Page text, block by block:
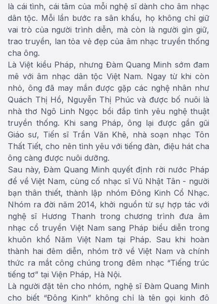
là cái tình, cái tâm của mỗi nghệ sĩ dành cho âm nhạc
dân tộc. Mỗi lần bước ra sân khấu, họ không chỉ giữ
vai trò của người trình diễn, mà còn là người gìn giữ,
trao truyền, lan tỏa vẻ đẹp của âm nhạc truyền thống
cha ông.
Là Việt kiều Pháp, nhưng Đàm Quang Minh sớm đam
mê với âm nhạc dân tộc Việt Nam. Ngay từ khi còn
nhỏ, ông đã may mắn được gặp các nghệ nhân như
Quách Thị Hồ, Nguyễn Thị Phúc và được bố nuôi là
nhà thơ Ngô Linh Ngọc bồi đắp tình yêu nghệ thuật
truyền thống. Khi sang Pháp, ông lại được gần gũi
Giáo sư, Tiến sĩ Trần Văn Khê, nhà soạn nhạc Tôn
Thất Tiết, cho nên tình yêu với tiếng đàn, điệu hát cha
ông càng được nuôi dưỡng.
Sau này, Đàm Quang Minh quyết định rời nước Pháp
để về Việt Nam, cùng cố nhạc sĩ Vũ Nhật Tân - người
bạn thân thiết, thành lập nhóm Đông Kinh Cổ Nhạc.
Nhóm ra đời năm 2014, khởi nguồn từ sự hợp tác với
nghệ sĩ Hương Thanh trong chương trình đưa âm
nhạc cổ truyền Việt Nam sang Pháp biểu diễn trong
khuôn khổ Năm Việt Nam tại Pháp. Sau khi hoàn
thành hai đêm diễn, nhóm trở về Việt Nam và chính
thức ra mắt công chúng trong đêm nhạc “Tiếng trúc
tiếng tơ” tại Viện Pháp, Hà Nội.
Là người đặt tên cho nhóm, nghệ sĩ Đàm Quang Minh
cho biết “Đông Kinh” không chỉ là tên gọi kinh đô